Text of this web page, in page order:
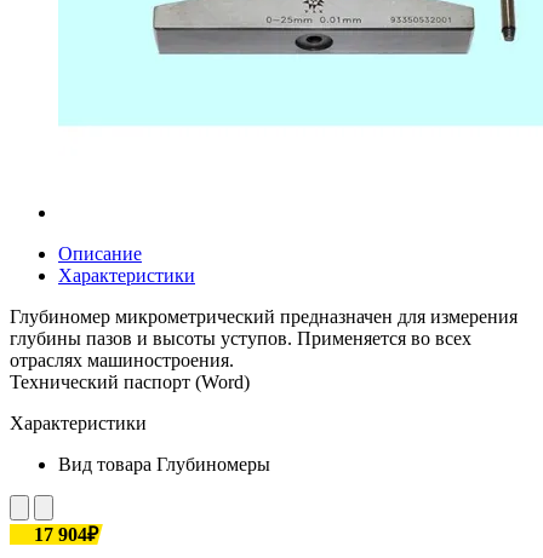
Описание
Характеристики
Глубиномер микрометрический предназначен для измерения
глубины пазов и высоты уступов. Применяется во всех
отраслях машиностроения.
Технический паспорт (Word)
Характеристики
Вид товара Глубиномеры
17 904₽